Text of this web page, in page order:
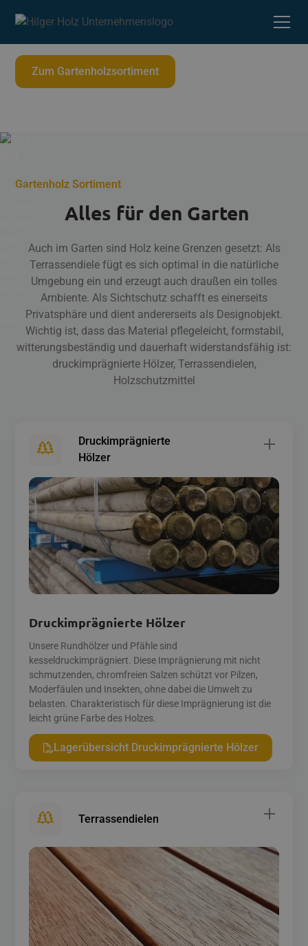
für den Außenbereich. Hilger Holz in Kall liefert
Terrassendielen und Holzschutz für Profis.
Zum Gartenholzsortiment
Gartenholz Sortiment
Alles für den Garten
Auch im Garten sind Holz keine Grenzen gesetzt: Als
Terrassendiele fügt es sich optimal in die natürliche
Umgebung ein und erzeugt auch draußen ein tolles
Ambiente. Als Sichtschutz schafft es einerseits
Privatsphäre und dient andererseits als Designobjekt.
Wichtig ist, dass das Material pflegeleicht, formstabil,
witterungsbeständig und dauerhaft widerstandsfähig ist:
druckimprägnierte Hölzer, Terrassendielen,
Holzschutzmittel
Druckimprägnierte
Hölzer
Druckimprägnierte Hölzer
Unsere Rundhölzer und Pfähle sind
kesseldruckimprägniert. Diese Imprägnierung mit nicht
schmutzenden, chromfreien Salzen schützt vor Pilzen,
Moderfäulen und Insekten, ohne dabei die Umwelt zu
belasten. Cha­rak­teristisch für diese Imprägnierung ist die
leicht grüne Farbe des Holzes.
Lagerübersicht Druckimprägnierte Hölzer
Terrassendielen